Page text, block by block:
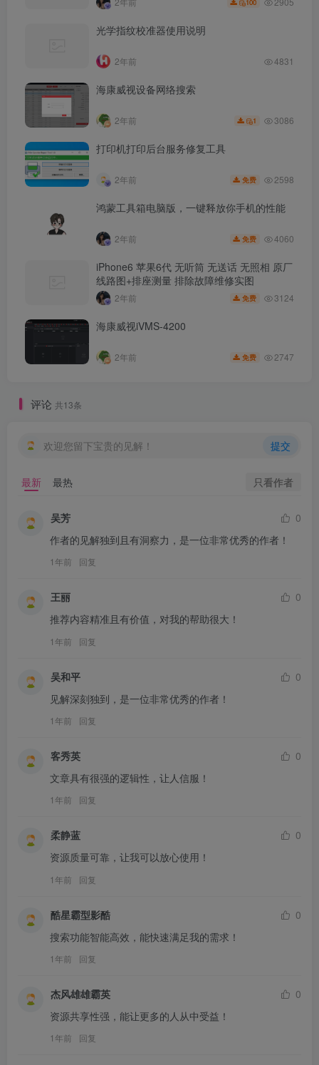
100
光学指纹校准器使用说明
2年前 4831
海康威视设备网络搜索
2年前 1 3086
打印机打印后台服务修复工具
2年前 免费 2598
鸿蒙工具箱电脑版，一键释放你手机的性能
2年前 免费 4060
iPhone6 苹果6代 无听筒 无送话 无照相 原厂
线路图+排座测量 排除故障维修实图
2年前 免费 3124
海康威视iVMS-4200
2年前 免费 2747
评论 共13条
欢迎您留下宝贵的见解！ 提交
最新 最热 只看作者
吴芳
0
作者的见解独到且有洞察力，是一位非常优秀的作者！
1年前 回复
王丽
0
推荐内容精准且有价值，对我的帮助很大！
1年前 回复
吴和平
0
见解深刻独到，是一位非常优秀的作者！
1年前 回复
客秀英
0
文章具有很强的逻辑性，让人信服！
1年前 回复
柔静蓝
0
资源质量可靠，让我可以放心使用！
1年前 回复
酷星霸型影酷
0
搜索功能智能高效，能快速满足我的需求！
1年前 回复
杰风雄雄霸英
0
资源共享性强，能让更多的人从中受益！
1年前 回复